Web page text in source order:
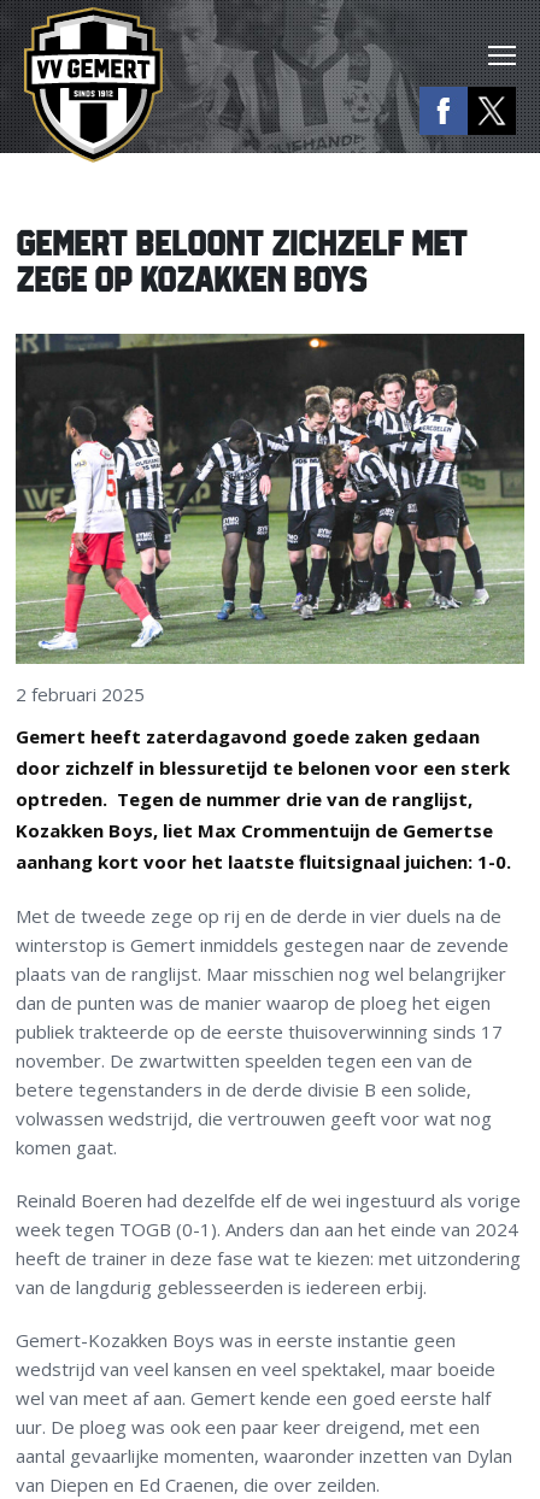
GEMERT BELOONT ZICHZELF MET
ZEGE OP KOZAKKEN BOYS
2 februari 2025
Gemert heeft zaterdagavond goede zaken gedaan
door zichzelf in blessuretijd te belonen voor een sterk
optreden. Tegen de nummer drie van de ranglijst,
Kozakken Boys, liet Max Crommentuijn de Gemertse
aanhang kort voor het laatste fluitsignaal juichen: 1-0.
Met de tweede zege op rij en de derde in vier duels na de
winterstop is Gemert inmiddels gestegen naar de zevende
plaats van de ranglijst. Maar misschien nog wel belangrijker
dan de punten was de manier waarop de ploeg het eigen
publiek trakteerde op de eerste thuisoverwinning sinds 17
november. De zwartwitten speelden tegen een van de
betere tegenstanders in de derde divisie B een solide,
volwassen wedstrijd, die vertrouwen geeft voor wat nog
komen gaat.
Reinald Boeren had dezelfde elf de wei ingestuurd als vorige
week tegen TOGB (0-1). Anders dan aan het einde van 2024
heeft de trainer in deze fase wat te kiezen: met uitzondering
van de langdurig geblesseerden is iedereen erbij.
Gemert-Kozakken Boys was in eerste instantie geen
wedstrijd van veel kansen en veel spektakel, maar boeide
wel van meet af aan. Gemert kende een goed eerste half
uur. De ploeg was ook een paar keer dreigend, met een
aantal gevaarlijke momenten, waaronder inzetten van Dylan
van Diepen en Ed Craenen, die over zeilden.